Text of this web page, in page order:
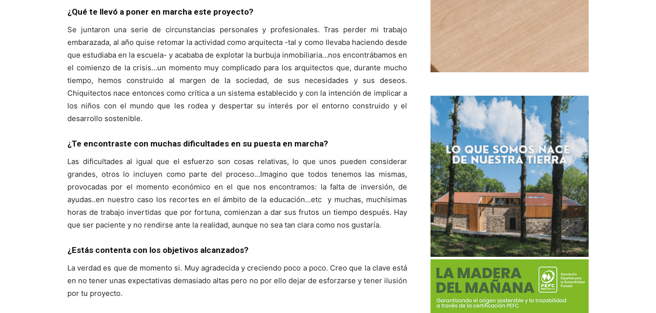
¿Qué te llevó a poner en marcha este proyecto?
Se juntaron una serie de circunstancias personales y profesionales. Tras perder mi trabajo
embarazada, al año quise retomar la actividad como arquitecta -tal y como llevaba haciendo desde
que estudiaba en la escuela- y acababa de explotar la burbuja inmobiliaria…nos encontrábamos en
el comienzo de la crisis…un momento muy complicado para los arquitectos que, durante mucho
tiempo, hemos construido al margen de la sociedad, de sus necesidades y sus deseos.
Chiquitectos nace entonces como crítica a un sistema establecido y con la intención de implicar a
los niños con el mundo que les rodea y despertar su interés por el entorno construido y el
desarrollo sostenible.
¿Te encontraste con muchas dificultades en su puesta en marcha?
Las dificultades al igual que el esfuerzo son cosas relativas, lo que unos pueden considerar
grandes, otros lo incluyen como parte del proceso…Imagino que todos tenemos las mismas,
provocadas por el momento económico en el que nos encontramos: la falta de inversión, de
ayudas..en nuestro caso los recortes en el ámbito de la educación…etc y muchas, muchísimas
horas de trabajo invertidas que por fortuna, comienzan a dar sus frutos un tiempo después. Hay
que ser paciente y no rendirse ante la realidad, aunque no sea tan clara como nos gustaría.
¿Estás contenta con los objetivos alcanzados?
La verdad es que de momento si. Muy agradecida y creciendo poco a poco. Creo que la clave está
en no tener unas expectativas demasiado altas pero no por ello dejar de esforzarse y tener ilusión
por tu proyecto.